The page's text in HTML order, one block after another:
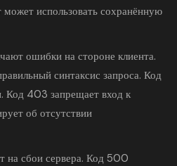
может использовать сохранённую
ошибки на стороне клиента.
синтаксис запроса. Код
Код 403 запрещает вход к
об отсутствии
на сбои сервера. Код 500